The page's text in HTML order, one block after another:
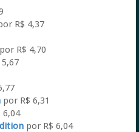
R$ 4,37
R$ 4,70
por R$ 6,31
por R$ 6,04